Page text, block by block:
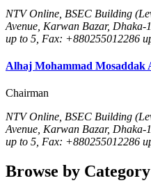
NTV Online, BSEC Building
Avenue, Karwan Bazar, Dhaka-
up to 5, Fax: +880255012286
Alhaj Mohammad Mosaddak
Chairman
NTV Online, BSEC Building
Avenue, Karwan Bazar, Dhaka-
up to 5, Fax: +880255012286
Browse by Category